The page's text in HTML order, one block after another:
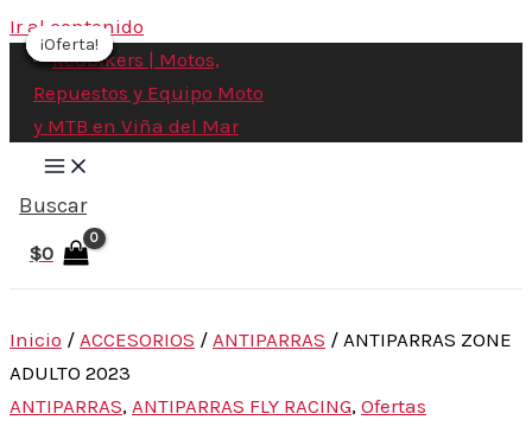
Ir al contenido
Buscar
$0
¡Oferta!
Inicio / ACCESORIOS / ANTIPARRAS / ANTIPARRAS ZONE
ADULTO 2023
ANTIPARRAS, ANTIPARRAS FLY RACING, Ofertas
¡Oferta!
¡Oferta!
¡Oferta!
¡Oferta!
¡Oferta!
¡Oferta!